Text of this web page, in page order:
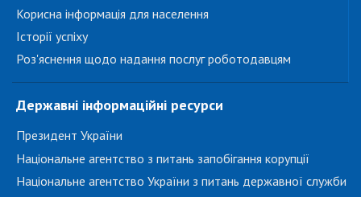
Корисна інформація для населення
Історії успіху
Роз'яснення щодо надання послуг роботодавцям
Державні інформаційні ресурси
Президент України
Національне агентство з питань запобігання корупції
Національне агентство України з питань державної служби